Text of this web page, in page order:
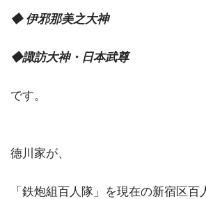
◆ 伊邪那美之大神
◆諏訪大神・日本武尊
です。
徳川家が、
「鉄炮組百人隊」を現在の新宿区百